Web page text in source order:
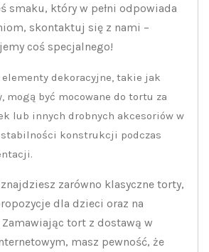
smaku, który w pełni odpowiada
skontaktuj się z nami –
coś specjalnego!
dekoracyjne, takie jak
mogą być mocowane do tortu za
lub innych drobnych akcesoriów w
konstrukcji podczas
zarówno klasyczne torty,
dla dzieci oraz na
tort z dostawą w
masz pewność, że